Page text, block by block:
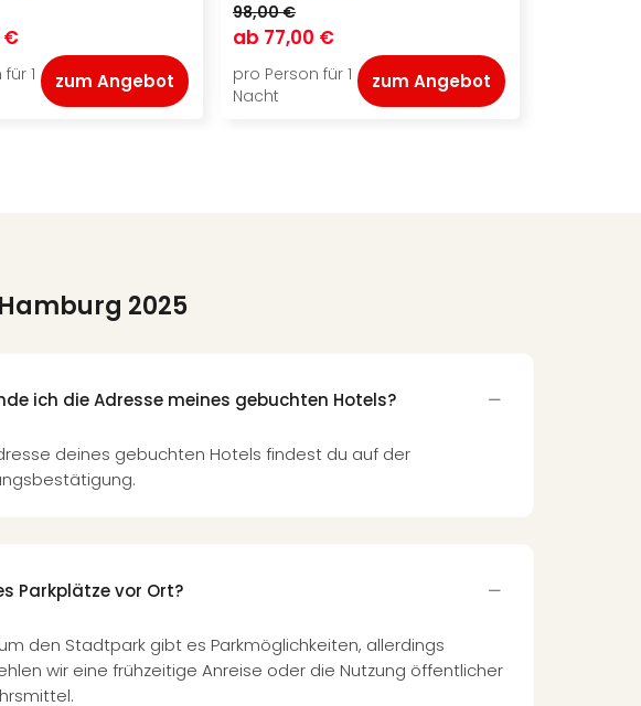
€
1
zum Angebot
98,00 €
ab 77,00 €
pro Person für 1
Nacht
zum Angebot
2025
ich die Adresse meines gebuchten Hotels?
deines gebuchten Hotels findest du auf der
Parkplätze vor Ort?
den Stadtpark gibt es Parkmöglichkeiten, allerdings
wir eine frühzeitige Anreise oder die Nutzung öffentlicher